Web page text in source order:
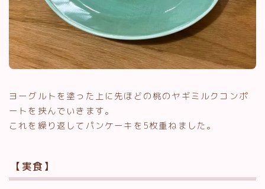
ヨーグルトを塗った上に先ほどの桃のヤギミルクコンポ
ートを挟んでいきます。
これを繰り返してパンケーキを5枚重ねました。
【実食】